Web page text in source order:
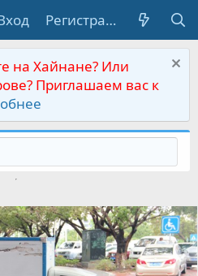
Регистрация
на Хайнане? Или
Приглашаем вас к